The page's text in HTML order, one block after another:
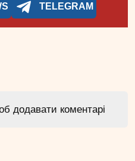
TELEGRAM
додавати коментарі